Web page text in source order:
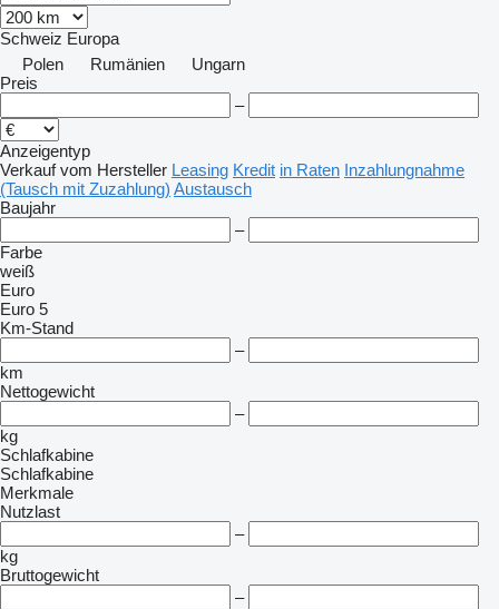
Schweiz Europa
Polen
Rumänien
Ungarn
Preis
–
Anzeigentyp
Verkauf vom Hersteller Leasing Kredit in Raten Inzahlungnahme
(Tausch mit Zuzahlung) Austausch
Baujahr
–
Farbe
weiß
Euro
Euro 5
Km-Stand
–
km
Nettogewicht
–
kg
Schlafkabine
Schlafkabine
Merkmale
Nutzlast
–
kg
Bruttogewicht
–